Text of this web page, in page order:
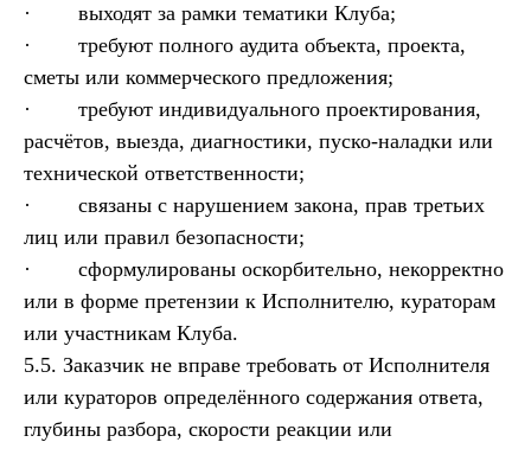
· выходят за рамки тематики Клуба;
· требуют полного аудита объекта, проекта,
сметы или коммерческого предложения;
· требуют индивидуального проектирования,
расчётов, выезда, диагностики, пуско-наладки или
технической ответственности;
· связаны с нарушением закона, прав третьих
лиц или правил безопасности;
· сформулированы оскорбительно, некорректно
или в форме претензии к Исполнителю, кураторам
или участникам Клуба.
5.5. Заказчик не вправе требовать от Исполнителя
или кураторов определённого содержания ответа,
глубины разбора, скорости реакции или